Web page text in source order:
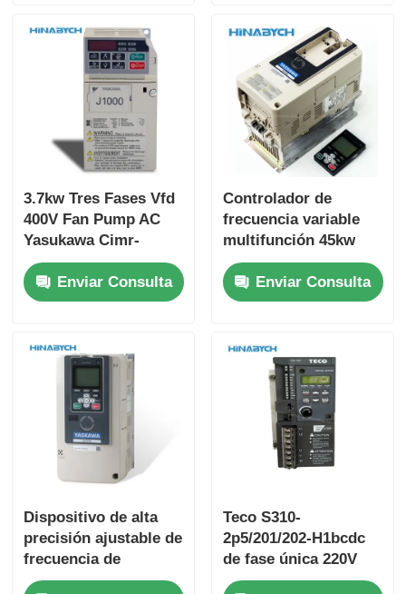
3.7kw Tres Fases Vfd
400V Fan Pump AC
Yasukawa Cimr-
Jb4a0009
Funcionamiento
estable
Enviar Consulta
Controlador de
frecuencia variable
multifunción 45kw
Yasukawa Cipr-
Ga70b4089 Torque
alto
Enviar Consulta
Dispositivo de alta
precisión ajustable de
frecuencia de
arranque suave
Teco S310-
2p5/201/202-H1bcdc
de fase única 220V
750W con